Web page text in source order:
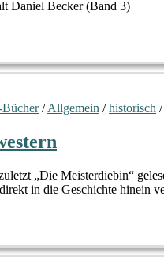
Daniel Becker (Band 3)
Bücher/Allgemein /historisch /
„Die Meisterdiebin“
in die Geschichte hinein